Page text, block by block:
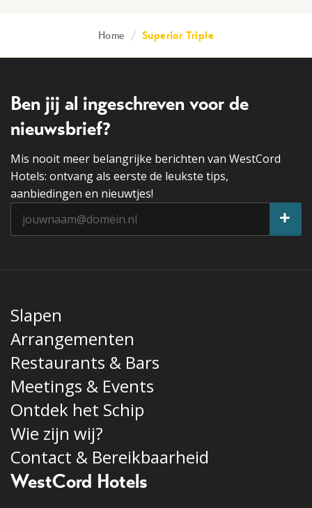
Home / Superior Triple
Ben jij al ingeschreven voor de
nieuwsbrief?
Mis nooit meer belangrijke berichten van WestCord
Hotels: ontvang als eerste de leukste tips,
aanbiedingen en nieuwtjes!
Slapen
Arrangementen
Restaurants & Bars
Meetings & Events
Ontdek het Schip
Wie zijn wij?
Contact & Bereikbaarheid
WestCord Hotels